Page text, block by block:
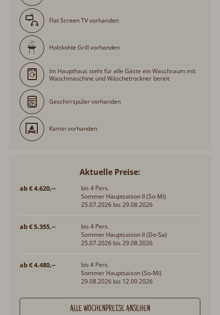
Flat Screen TV vorhanden
Holzkohle Grill vorhanden
Im Haupthaus steht für alle Gäste ein Waschraum mit
Waschmaschine und Wäschetrockner bereit
Geschirrspüler vorhanden
Kamin vorhanden
Aktuelle Preise:
ab € 4.620,--
bis 4 Pers.
Sommer Hauptsaison II (So-Mi)
25.07.2026 bis 29.08.2026
ab € 5.355,--
bis 4 Pers.
Sommer Hauptsaison II (Do-Sa)
25.07.2026 bis 29.08.2026
ab € 4.480,--
bis 4 Pers.
Sommer Hauptsaison (So-Mi)
29.08.2026 bis 12.09.2026
ALLE WOCHENPREISE ANSEHEN